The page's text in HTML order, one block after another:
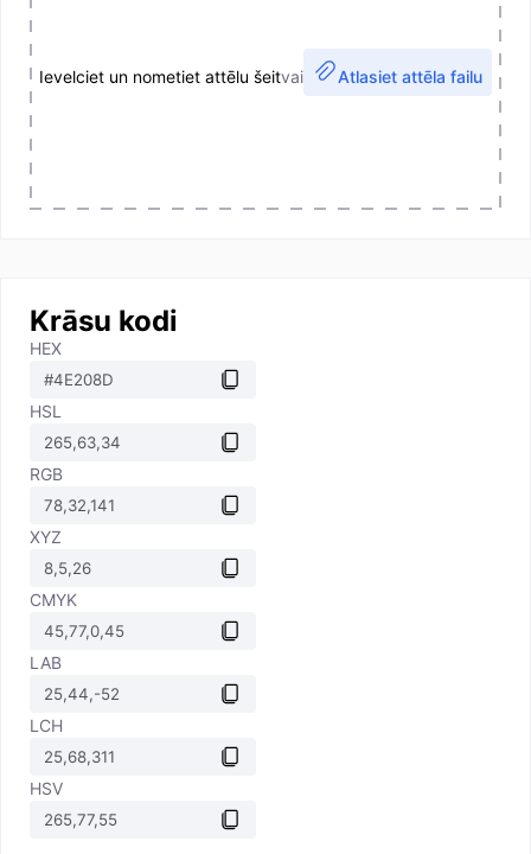
Ievelciet un nometiet attēlu šeitvai Atlasiet attēla failu
Krāsu kodi
HEX
HSL
RGB
XYZ
CMYK
LAB
LCH
HSV